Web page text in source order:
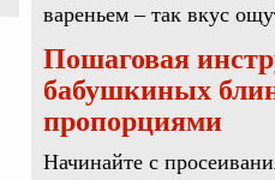
вареньем – так вкус
Пошаговая
бабушкиных
пропорциями
Начинайте с